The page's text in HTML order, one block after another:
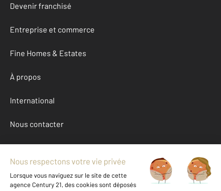
Devenir franchisé
Entreprise et commerce
Fine Homes & Estates
À propos
International
Nous contacter
Mentions légales & CGU et Barèmes d'honoraires
Données personnelles